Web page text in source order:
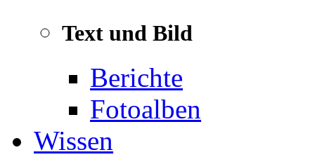
Text und Bild
Berichte
Fotoalben
Wissen